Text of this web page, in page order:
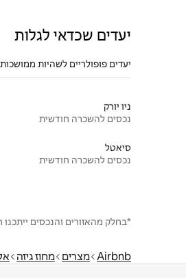
יעדים שכדאי לגלות
יעדים פופולריים לשהיות ממושכות
ניו יורק
נכסים להשכרה חודשית
סיאטל
נכסים להשכרה חודשית
*בחלק מהאזורים והנכסים ייתכנו
Airbnb מצרים מחוז גיזה